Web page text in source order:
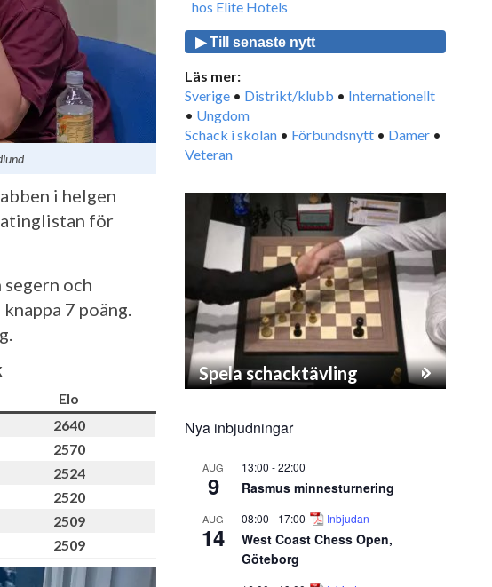
i helgen
för
segern och
7 poäng.
Elo
2640
2570
2524
2520
2509
2509
hos Elite Hotels
▶ Till senaste nytt
Läs mer:
Sverige • Distrikt/klubb • Internationellt
• Ungdom
Schack i skolan • Förbundsnytt • Damer •
Veteran
Spela schacktävling
Nya inbjudningar
AUG
9
13:00 -22:00
Rasmus minnesturnering
AUG
14
08:00 - 17:00 Inbjudan
West Coast Chess Open,
Göteborg